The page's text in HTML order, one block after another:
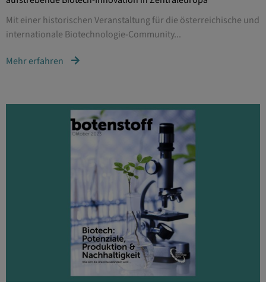
Mit einer historischen Veranstaltung für die österreichische und
internationale Biotechnologie-Community...
Mehr erfahren